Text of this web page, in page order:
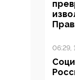
06:29,